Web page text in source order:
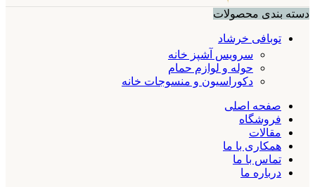
دسته بندی محصولات
توبافی خرشاد
سرویس آشپز خانه
حوله و لوازم حمام
دکوراسیون و منسوجات خانه
صفحه اصلی
فروشگاه
مقالات
همکاری با ما
تماس با ما
درباره ما